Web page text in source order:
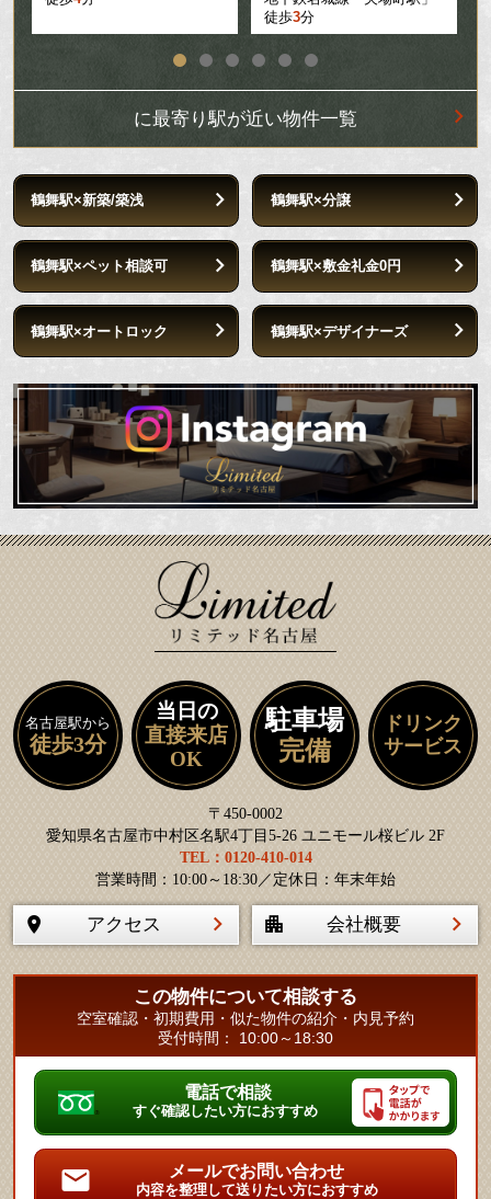
徒歩3分
に最寄り駅が近い物件一覧
鶴舞駅×新築/築浅 鶴舞駅×分譲
鶴舞駅×ペット相談可 鶴舞駅×敷金礼金0円
鶴舞駅×オートロック 鶴舞駅×デザイナーズ
名古屋駅から
徒歩3分
当日の
直接来店
OK
駐車場
完備
ドリンク
サービス
〒450-0002
愛知県名古屋市中村区名駅4丁目5-26 ユニモール桜ビル 2F
TEL：0120-410-014
営業時間：10:00～18:30／定休日：年末年始
アクセス 会社概要
この物件について相談する
空室確認・初期費用・似た物件の紹介・内見予約
受付時間： 10:00～18:30
電話で相談
すぐ確認したい方におすすめ
メールでお問い合わせ
内容を整理して送りたい方におすすめ